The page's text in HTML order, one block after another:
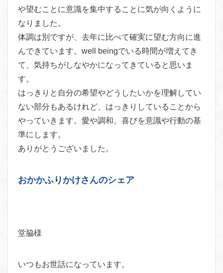
や望むことに意識を集中することに気が向くように
なりました。
体調は別ですが、去年に比べて確実に望む方向に進
んできています。well beingでいる時間が増えてき
て、気持ちがしなやかになってきていると思いま
す。
はっきりと自分の希望やどうしたいかを理解してい
ない部分もあるけれど、はっきりしていることから
やっていきます。愛や調和、喜びを意識や行動の基
準にします。
ありがとうございました。
おかかふりかけさんのシェア
堂脇様
いつもお世話になっています。